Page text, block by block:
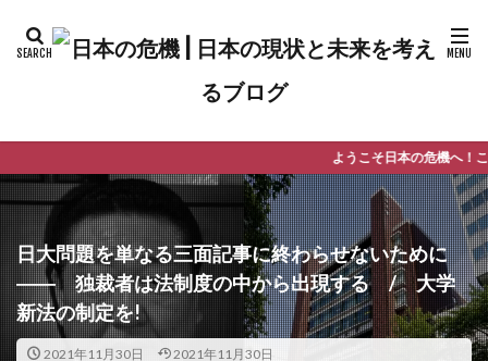
ようこそ日本の危機へ！このブログでは主に最新
日大問題を単なる三面記事に終わらせないために
―― 独裁者は法制度の中から出現する / 大学
新法の制定を!
2021年11月30日
2021年11月30日